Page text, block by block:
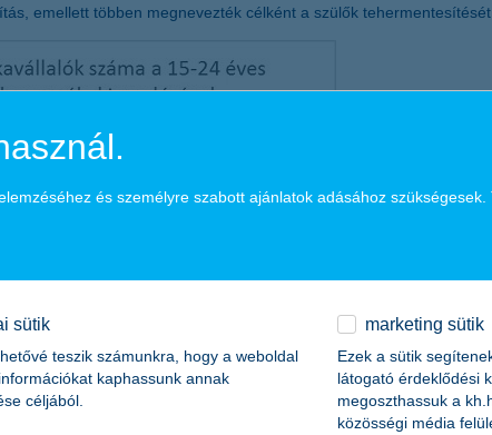
emellett többen megnevezték célként a szülők tehermentesítését
és személyre szabott ajánlatok adásához
sütik
teszik számunkra, hogy a weboldal
kaphassunk annak
céljából.
marketing sütik
Ezek a sütik
látogató érdeklődési
megoszthassuk a
közösségi média